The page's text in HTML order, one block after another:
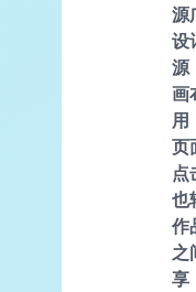
源
设
源
画
用
页
点
也
作
之
享